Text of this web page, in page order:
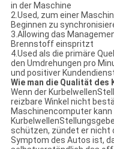
in der Maschine
2.Used, zum einer
Beginnen zu
3.Allowing das
Brennstoff einspritzt
4.Used als die primäre
den Umdrehungen pro
und positiver
Wie man die Qualität
Wenn der
reizbare Winkel nicht
Maschinencomputer
schützen, zündet er nicht
Symptom des Autos ist,